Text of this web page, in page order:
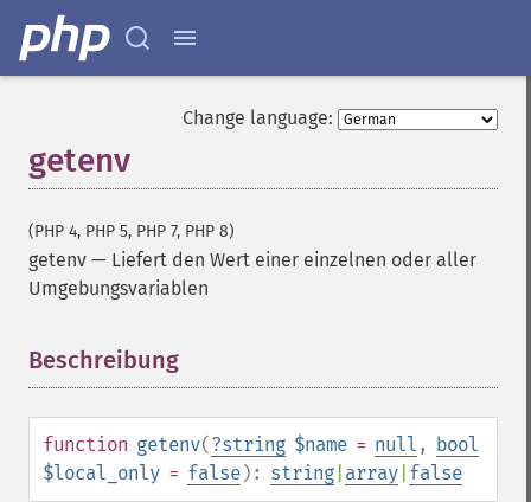
Change language:
getenv
(PHP 4, PHP 5, PHP 7, PHP 8)
getenv — Liefert den Wert einer einzelnen oder aller
Umgebungsvariablen
Beschreibung
function getenv(?string $name = null , bool
$local_only = false): string array false